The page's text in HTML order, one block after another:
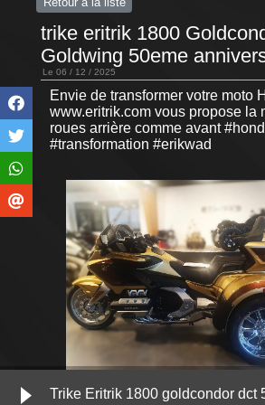
trike eritrik 1800
Goldwing 50eme
Le 06 / 12 / 2025
Envie de transformer votre moto
www.eritrik.com vous propose la
roues arrière comme avant
#transformation #erikwad
Trike Eritrik 1800 goldcondor dct